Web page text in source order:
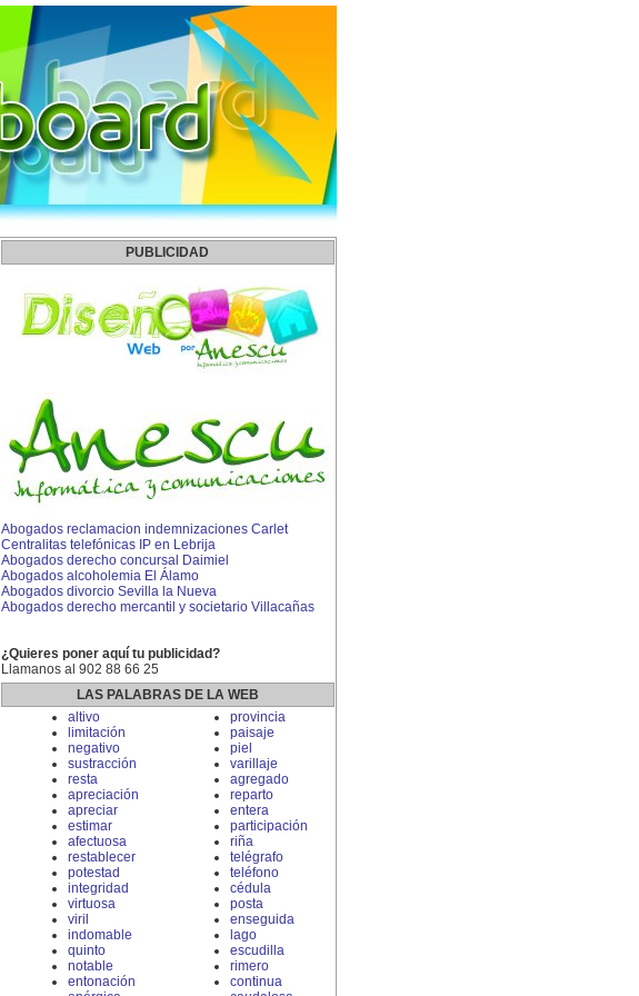
PUBLICIDAD
Abogados reclamacion indemnizaciones Carlet
Centralitas telefónicas IP en Lebrija
Abogados derecho concursal Daimiel
Abogados alcoholemia El Álamo
Abogados divorcio Sevilla la Nueva
Abogados derecho mercantil y societario Villacañas
¿Quieres poner aquí tu publicidad?
Llamanos al 902 88 66 25
LAS PALABRAS DE LA WEB
altivo
limitación
negativo
sustracción
resta
apreciación
apreciar
estimar
afectuosa
restablecer
potestad
integridad
virtuosa
viril
indomable
quinto
notable
entonación
provincia
paisaje
piel
varillaje
agregado
reparto
entera
participación
riña
telégrafo
teléfono
cédula
posta
enseguida
lago
escudilla
rimero
continua